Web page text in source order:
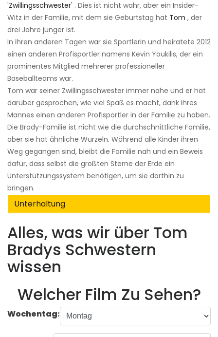
'Zwillingsschwester' . Dies ist nicht wahr, aber ein Insider-
Witz in der Familie, mit dem sie Geburtstag hat Tom , der
drei Jahre jünger ist.
In ihren anderen Tagen war sie Sportlerin und heiratete 2012
einen anderen Profisportler namens Kevin Youkilis, der ein
prominentes Mitglied mehrerer professioneller
Baseballteams war.
Tom war seiner Zwillingsschwester immer nahe und er hat
darüber gesprochen, wie viel Spaß es macht, dank ihres
Mannes einen anderen Profisportler in der Familie zu haben.
Die Brady-Familie ist nicht wie die durchschnittliche Familie,
aber sie hat ähnliche Wurzeln. Während alle Kinder ihren
Weg gegangen sind, bleibt die Familie nah und ein Beweis
dafür, dass selbst die größten Sterne der Erde ein
Unterstützungssystem benötigen, um sie dorthin zu
bringen.
Unterhaltung
Alles, was wir über Tom
Bradys Schwestern
wissen
Welcher Film Zu Sehen?
Wochentag: